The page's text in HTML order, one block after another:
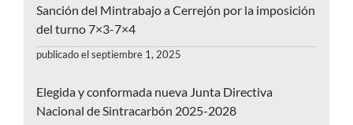
Sanción del Mintrabajo a Cerrejón por la imposición
del turno 7×3-7×4
publicado el septiembre 1, 2025
Elegida y conformada nueva Junta Directiva
Nacional de Sintracarbón 2025-2028